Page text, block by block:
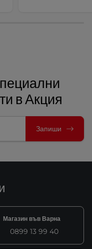
в Акция
Запиши
Магазин във Варна
0899 13 99 40